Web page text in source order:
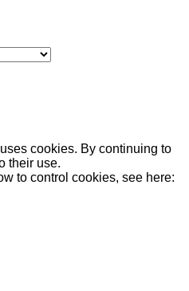
cookies. By continuing to
their use.
to control cookies, see here: